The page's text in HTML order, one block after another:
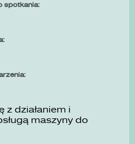
spotkania:
z działaniem i
maszyny do